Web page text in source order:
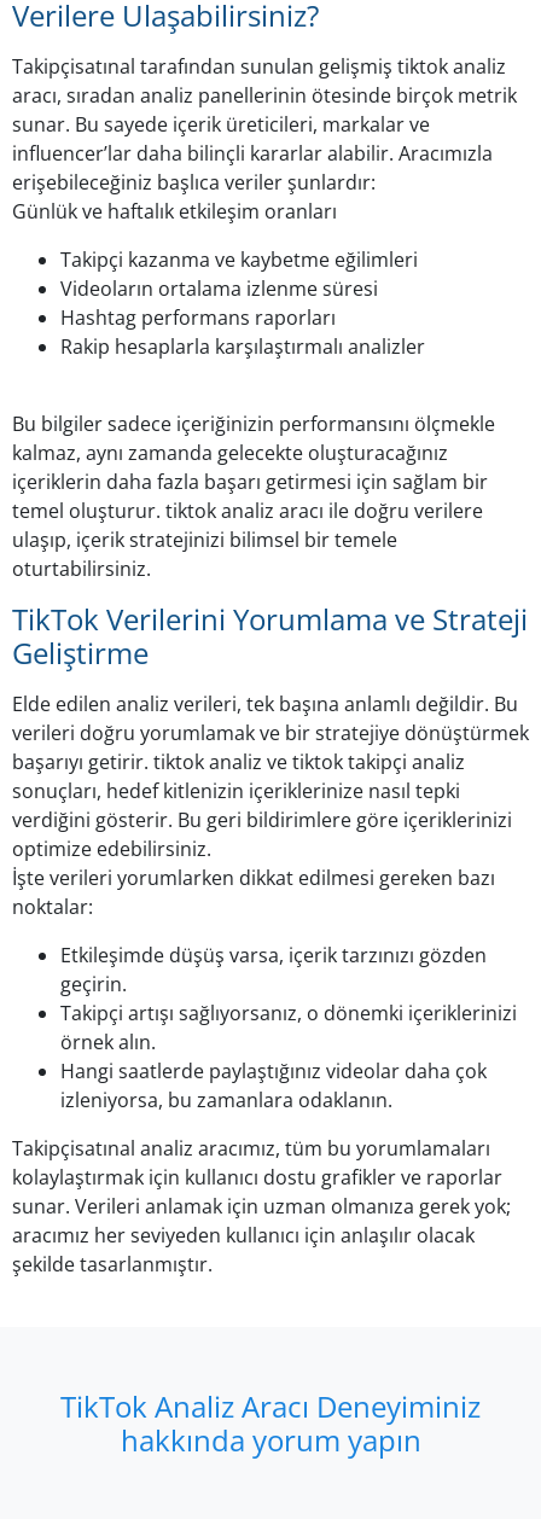
Verilere Ulaşabilirsiniz?
Takipçisatınal tarafından sunulan gelişmiş tiktok analiz
aracı, sıradan analiz panellerinin ötesinde birçok metrik
sunar. Bu sayede içerik üreticileri, markalar ve
influencer’lar daha bilinçli kararlar alabilir. Aracımızla
erişebileceğiniz başlıca veriler şunlardır:
Günlük ve haftalık etkileşim oranları
Takipçi kazanma ve kaybetme eğilimleri
Videoların ortalama izlenme süresi
Hashtag performans raporları
Rakip hesaplarla karşılaştırmalı analizler
Bu bilgiler sadece içeriğinizin performansını ölçmekle
kalmaz, aynı zamanda gelecekte oluşturacağınız
içeriklerin daha fazla başarı getirmesi için sağlam bir
temel oluşturur. tiktok analiz aracı ile doğru verilere
ulaşıp, içerik stratejinizi bilimsel bir temele
oturtabilirsiniz.
TikTok Verilerini Yorumlama ve Strateji
Geliştirme
Elde edilen analiz verileri, tek başına anlamlı değildir. Bu
verileri doğru yorumlamak ve bir stratejiye dönüştürmek
başarıyı getirir. tiktok analiz ve tiktok takipçi analiz
sonuçları, hedef kitlenizin içeriklerinize nasıl tepki
verdiğini gösterir. Bu geri bildirimlere göre içeriklerinizi
optimize edebilirsiniz.
İşte verileri yorumlarken dikkat edilmesi gereken bazı
noktalar:
Etkileşimde düşüş varsa, içerik tarzınızı gözden
geçirin.
Takipçi artışı sağlıyorsanız, o dönemki içeriklerinizi
örnek alın.
Hangi saatlerde paylaştığınız videolar daha çok
izleniyorsa, bu zamanlara odaklanın.
Takipçisatınal analiz aracımız, tüm bu yorumlamaları
kolaylaştırmak için kullanıcı dostu grafikler ve raporlar
sunar. Verileri anlamak için uzman olmanıza gerek yok;
aracımız her seviyeden kullanıcı için anlaşılır olacak
şekilde tasarlanmıştır.
TikTok Analiz Aracı Deneyiminiz
hakkında yorum yapın